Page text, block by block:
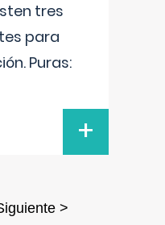
tres
para
Puras:
+
>